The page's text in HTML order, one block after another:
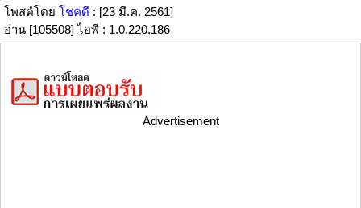
โพสต์โดย โชคดี : [23 มี.ค. 2561]
อ่าน [105508] ไอพี : 1.0.220.186
Advertisement